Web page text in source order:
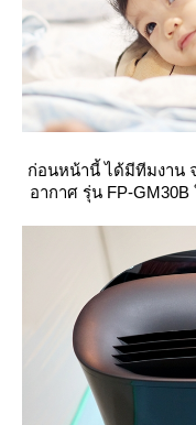
ก่อนหน้านี้ ได้มีทีมงาน
อากาศ รุ่น FP-GM30B